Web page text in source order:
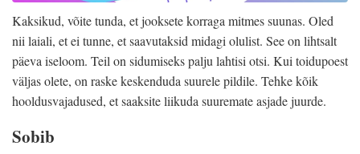
Kaksikud, võite tunda, et jooksete korraga mitmes suunas. Oled
nii laiali, et ei tunne, et saavutaksid midagi olulist. See on lihtsalt
päeva iseloom. Teil on sidumiseks palju lahtisi otsi. Kui toidupoest
väljas olete, on raske keskenduda suurele pildile. Tehke kõik
hooldusvajadused, et saaksite liikuda suuremate asjade juurde.
Sobib